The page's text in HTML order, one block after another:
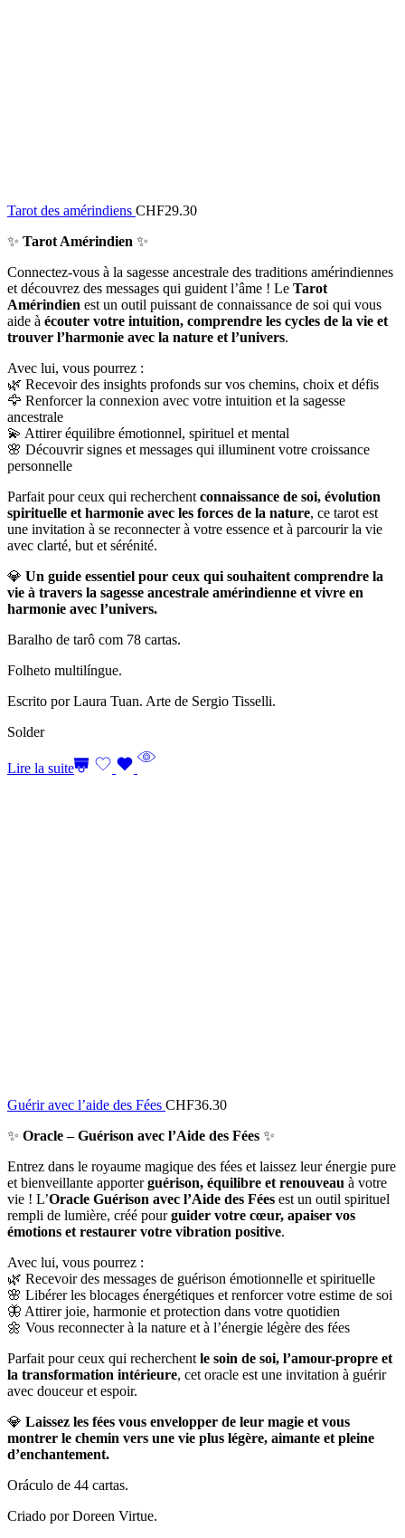
Tarot des amérindiens CHF29.30
✨ Tarot Amérindien ✨
Connectez-vous à la sagesse ancestrale des traditions amérindiennes
et découvrez des messages qui guident l’âme ! Le Tarot
Amérindien est un outil puissant de connaissance de soi qui vous
aide à écouter votre intuition, comprendre les cycles de la vie et
trouver l’harmonie avec la nature et l’univers.
Avec lui, vous pourrez :
🌿 Recevoir des insights profonds sur vos chemins, choix et défis
🦅 Renforcer la connexion avec votre intuition et la sagesse
ancestrale
💫 Attirer équilibre émotionnel, spirituel et mental
🌸 Découvrir signes et messages qui illuminent votre croissance
personnelle
Parfait pour ceux qui recherchent connaissance de soi, évolution
spirituelle et harmonie avec les forces de la nature, ce tarot est
une invitation à se reconnecter à votre essence et à parcourir la vie
avec clarté, but et sérénité.
💎 Un guide essentiel pour ceux qui souhaitent comprendre la
vie à travers la sagesse ancestrale amérindienne et vivre en
harmonie avec l’univers.
Baralho de tarô com 78 cartas.
Folheto multilíngue.
Escrito por Laura Tuan. Arte de Sergio Tisselli.
Solder
Lire la suite
Guérir avec l’aide des Fées CHF36.30
✨ Oracle – Guérison avec l’Aide des Fées ✨
Entrez dans le royaume magique des fées et laissez leur énergie pure
et bienveillante apporterguérison, équilibre et renouveau à votre
vie ! L’Oracle Guérison avec l’Aide des Fées est un outil spirituel
rempli de lumière, créé pourguider votre cœur, apaiser vos
émotions et restaurer votre vibration positive.
Avec lui, vous pourrez :
🌿 Recevoir des messages de guérison émotionnelle et spirituelle
🌸 Libérer les blocages énergétiques et renforcer votre estime de soi
🦋 Attirer joie, harmonie et protection dans votre quotidien
🌼 Vous reconnecter à la nature et à l’énergie légère des fées
Parfait pour ceux qui recherchent le soin de soi, l’amour-propre et
la transformation intérieure, cet oracle est une invitation à guérir
avec douceur et espoir.
💎 Laissez les fées vous envelopper de leur magie et vous
montrer le chemin vers une vie plus légère, aimante et pleine
d’enchantement.
Oráculo de 44 cartas.
Criado por Doreen Virtue.